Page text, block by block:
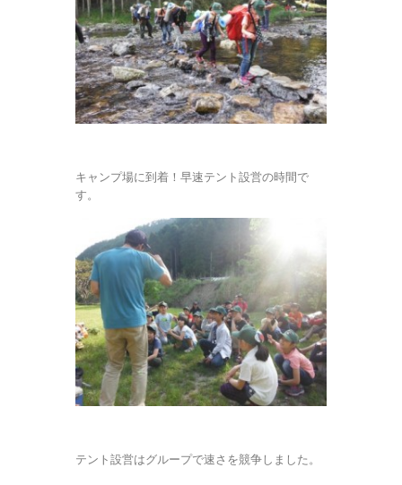
キャンプ場に到着！早速テント設営の時間で
す。
テント設営はグループで速さを競争しました。